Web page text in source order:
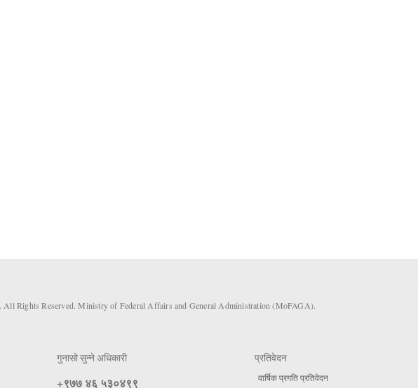
. All Rights Reserved. Ministry of Federal Affairs and General Administration (MoFAGA).
गुनासो सुन्ने अधिकारी
+९७७ ४६ ५३०४९९
प्रतिवेदन
वार्षिक प्रगति प्रतिवेदन